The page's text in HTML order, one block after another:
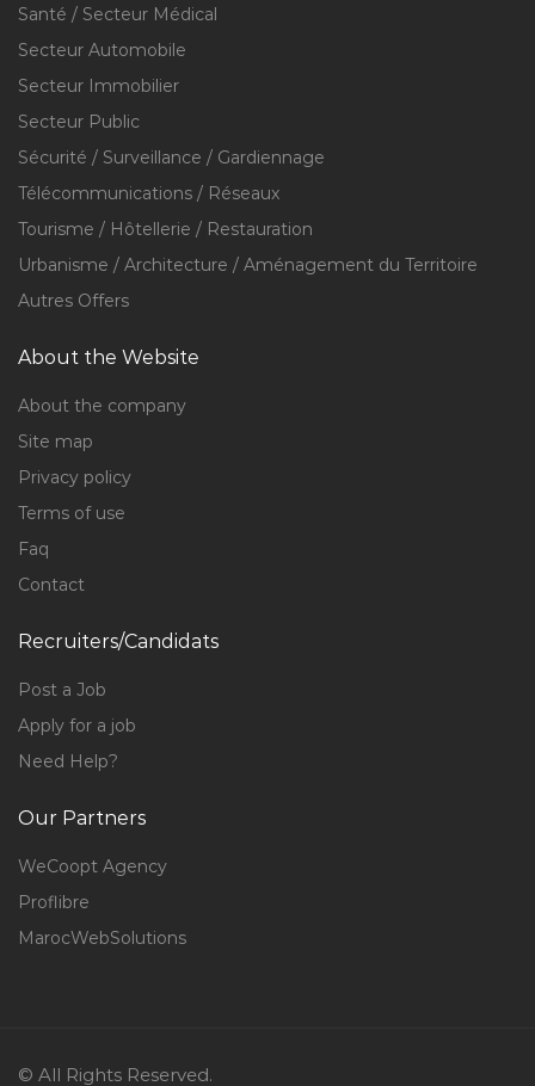
Santé / Secteur Médical
Secteur Automobile
Secteur Immobilier
Secteur Public
Sécurité / Surveillance / Gardiennage
Télécommunications / Réseaux
Tourisme / Hôtellerie / Restauration
Urbanisme / Architecture / Aménagement du Territoire
Autres Offers
About the Website
About the company
Site map
Privacy policy
Terms of use
Faq
Contact
Recruiters/Candidats
Post a Job
Apply for a job
Need Help?
Our Partners
WeCoopt Agency
Proflibre
MarocWebSolutions
© All Rights Reserved.